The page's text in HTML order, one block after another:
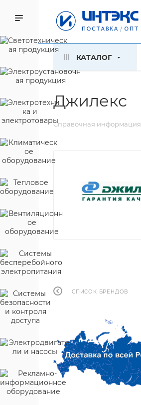
КАТАЛОГ
Джилекс
Справочная информация
СПИСОК БРЕНДОВ